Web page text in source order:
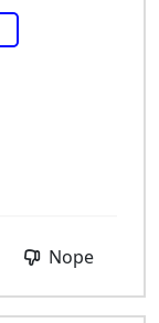
Nope